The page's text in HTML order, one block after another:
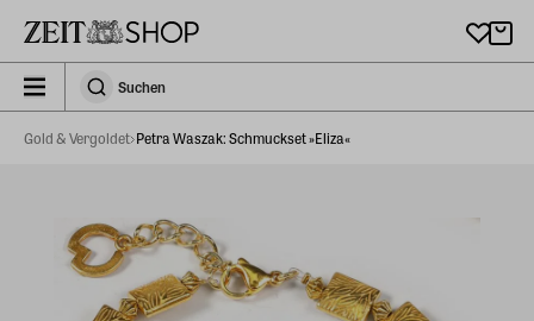
zeit_storefront.components.search.collapsed
SuchenSuchen
Gold & Vergoldet Petra Waszak: Schmuckset »Eliza«